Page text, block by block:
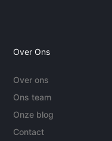
Over Ons
Over ons
Ons team
Onze blog
Contact